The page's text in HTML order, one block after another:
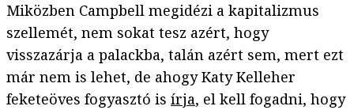
Miközben Campbell megidézi a kapitalizmus
szellemét, nem sokat tesz azért, hogy
visszazárja a palackba, talán azért sem, mert ezt
már nem is lehet, de ahogy Katy Kelleher
feketeöves fogyasztó is írja, el kell fogadni, hogy